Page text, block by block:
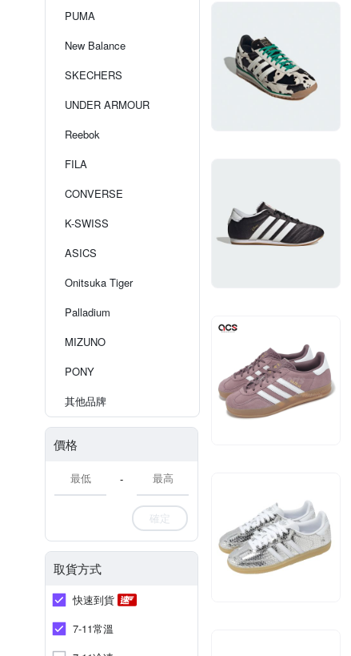
PUMA
New Balance
SKECHERS
UNDER ARMOUR
Reebok
FILA
CONVERSE
K-SWISS
ASICS
Onitsuka Tiger
Palladium
MIZUNO
PONY
其他品牌
價格
-
確定
取貨方式
快速到貨
7-11常溫